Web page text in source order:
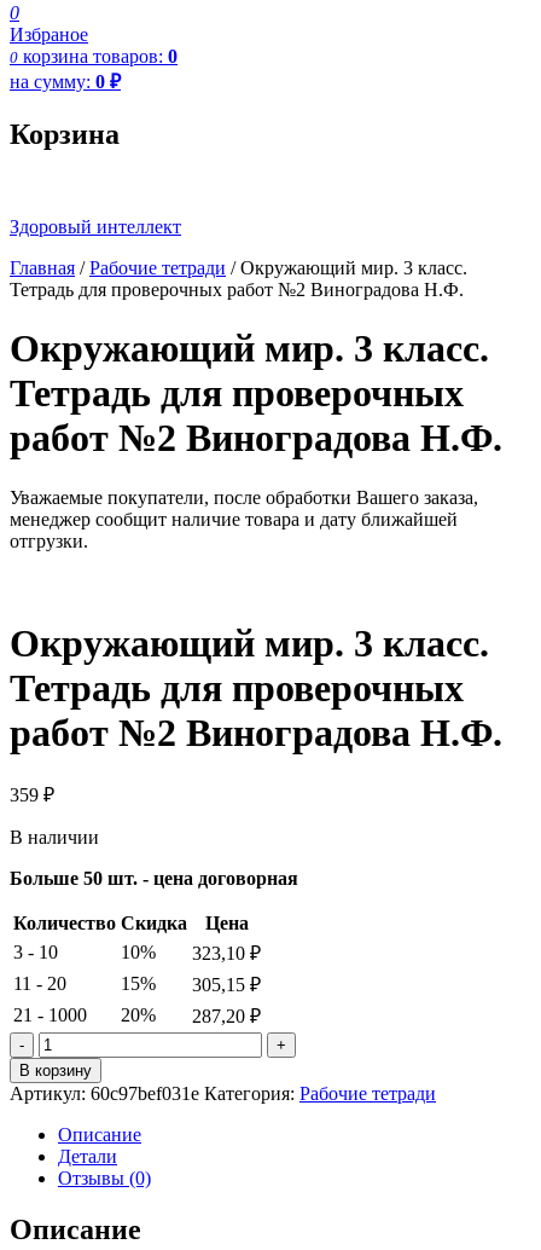
0
Избраное
0 корзина товаров: 0
на сумму: 0 ₽
Корзина
Здоровый интеллект
Главная /Рабочие тетради / Окружающий мир. 3 класс.
Тетрадь для проверочных работ №2 Виноградова Н.Ф.
Окружающий мир. 3 класс.
Тетрадь для проверочных
работ №2 Виноградова Н.Ф.
Уважаемые покупатели, после обработки Вашего заказа,
менеджер сообщит наличие товара и дату ближайшей
отгрузки.
Окружающий мир. 3 класс.
Тетрадь для проверочных
работ №2 Виноградова Н.Ф.
359 ₽
В наличии
Больше 50 шт. - цена договорная
Количество Скидка
Цена
3 - 10
10% 323,10 ₽
11 - 20
15% 305,15 ₽
21 - 1000
20% 287,20 ₽
Количество
товара
Окружающий
мир.
3
класс.
Тетрадь
работ
В корзину
Артикул: 60c97bef031e Категория: Рабочие тетради
Описание
Детали
Отзывы (0)
Описание